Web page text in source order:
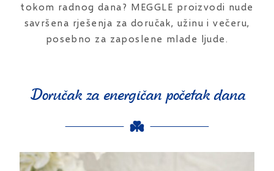
tokom radnog dana? MEGGLE proizvodi nude
savršena rješenja za doručak, užinu i večeru,
posebno za zaposlene mlade ljude.
Doručak za energičan početak dana